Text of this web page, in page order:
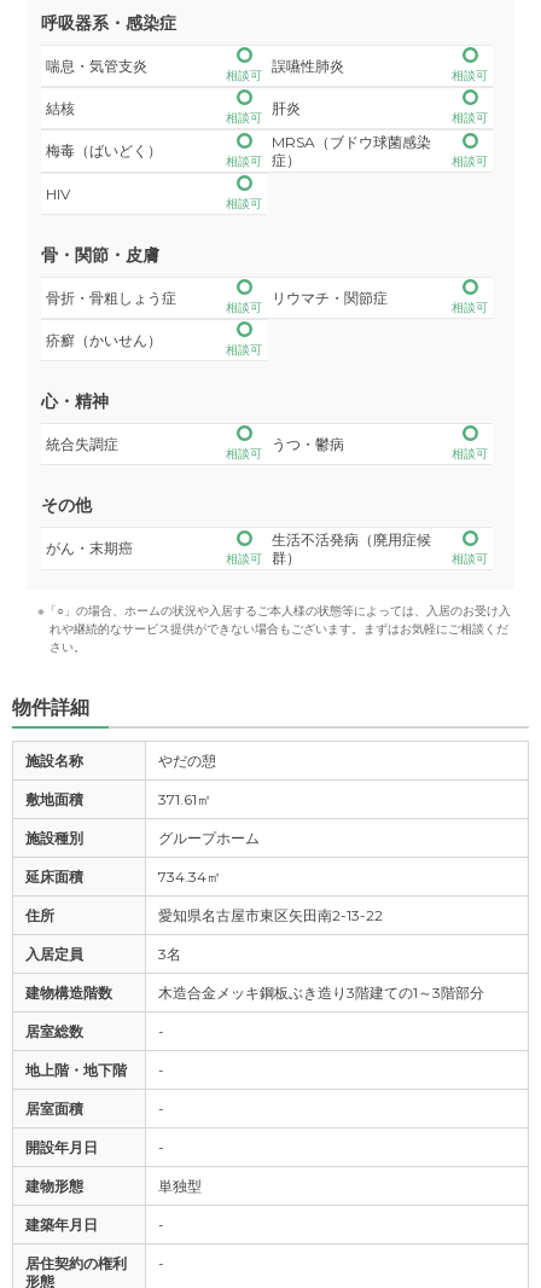
呼吸器系・感染症
喘息・気管支炎
相談可
誤嚥性肺炎
相談可
結核
相談可
肝炎
相談可
梅毒（ばいどく）
相談可
MRSA（ブドウ球菌感染
症）
相談可
HIV
相談可
骨・関節・皮膚
骨折・骨粗しょう症
相談可
リウマチ・関節症
相談可
疥癬（かいせん）
相談可
心・精神
統合失調症
相談可
うつ・鬱病
相談可
その他
がん・末期癌
相談可
生活不活発病（廃用症候
群）
相談可
※「○」の場合、ホームの状況や入居するご本人様の状態等によっては、入居のお受け入
れや継続的なサービス提供ができない場合もございます。まずはお気軽にご相談くだ
さい。
物件詳細
施設名称 やだの憩
敷地面積 371.61㎡
施設種別 グループホーム
延床面積 734.34㎡
住所 愛知県名古屋市東区矢田南2-13-22
入居定員 3名
建物構造階数 木造合金メッキ鋼板ぶき造り3階建ての1～3階部分
居室総数 -
地上階・地下階 -
居室面積 -
開設年月日 -
建物形態 単独型
建築年月日 -
居住契約の権利
形態
-